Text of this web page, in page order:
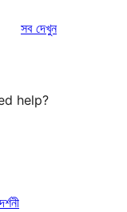
সবরিভিউ
দেখুন
help?